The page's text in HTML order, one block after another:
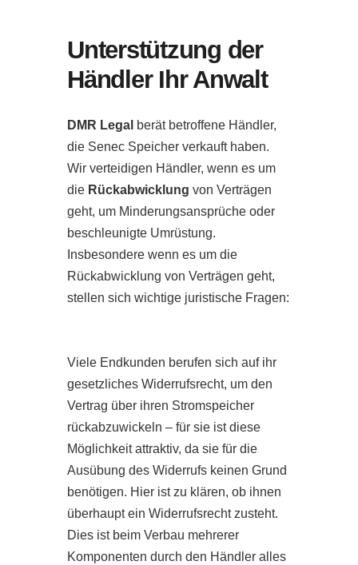
Unterstützung der
Händler Ihr Anwalt
DMR Legal berät betroffene Händler,
die Senec Speicher verkauft haben.
Wir verteidigen Händler, wenn es um
die Rückabwicklung von Verträgen
geht, um Minderungsansprüche oder
beschleunigte Umrüstung.
Insbesondere wenn es um die
Rückabwicklung von Verträgen geht,
stellen sich wichtige juristische Fragen:
Viele Endkunden berufen sich auf ihr
gesetzliches Widerrufsrecht, um den
Vertrag über ihren Stromspeicher
rückabzuwickeln – für sie ist diese
Möglichkeit attraktiv, da sie für die
Ausübung des Widerrufs keinen Grund
benötigen. Hier ist zu klären, ob ihnen
überhaupt ein Widerrufsrecht zusteht.
Dies ist beim Verbau mehrerer
Komponenten durch den Händler alles